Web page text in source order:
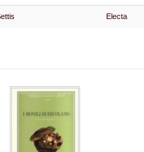
Electa